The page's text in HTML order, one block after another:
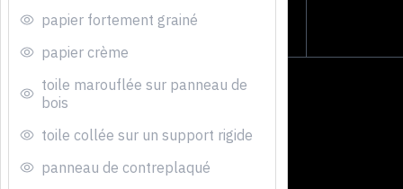
papier fortement grainé
papier crème
toile marouflée sur panneau de
bois
toile collée sur un support rigide
panneau de contreplaqué